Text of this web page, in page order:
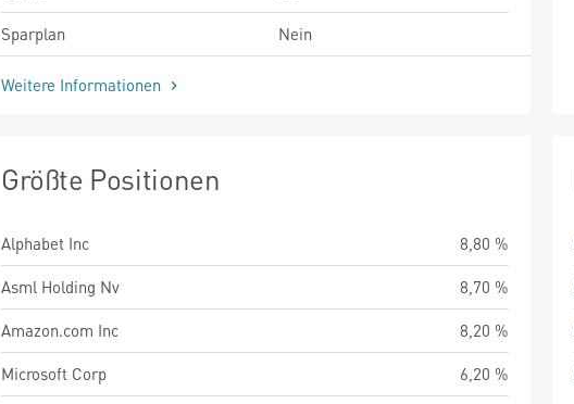
Sparplan
Nein
Weitere Informationen
Größte Positionen
Alphabet Inc
8,80 %
Asml Holding Nv
8,70 %
Amazon.com Inc
8,20 %
Microsoft Corp
6,20 %